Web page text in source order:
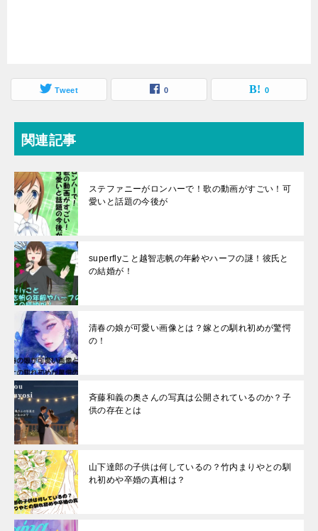
Tweet 0 0
関連記事
ステファニーがロンハーで！歌の動画がすごい！可
愛いと話題の今後が
superflyこと越智志帆の年齢やハーフの謎！彼氏と
の結婚が！
清春の娘が可愛い画像とは？嫁との馴れ初めが驚愕
の！
斉藤和義の奥さんの写真は公開されているのか？子
供の存在とは
山下達郎の子供は何しているの？竹内まりやとの馴
れ初めや卒婚の真相は？